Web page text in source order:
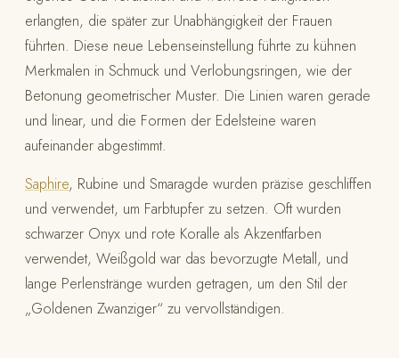
erlangten, die später zur Unabhängigkeit der Frauen
führten. Diese neue Lebenseinstellung führte zu kühnen
Merkmalen in Schmuck und Verlobungsringen, wie der
Betonung geometrischer Muster. Die Linien waren gerade
und linear, und die Formen der Edelsteine waren
aufeinander abgestimmt.
Saphire, Rubine und Smaragde wurden präzise geschliffen
und verwendet, um Farbtupfer zu setzen. Oft wurden
schwarzer Onyx und rote Koralle als Akzentfarben
verwendet, Weißgold war das bevorzugte Metall, und
lange Perlenstränge wurden getragen, um den Stil der
„Goldenen Zwanziger“ zu vervollständigen.